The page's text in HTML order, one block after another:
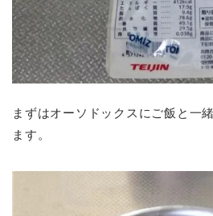
まずはオーソドックスにご飯と一
ます。